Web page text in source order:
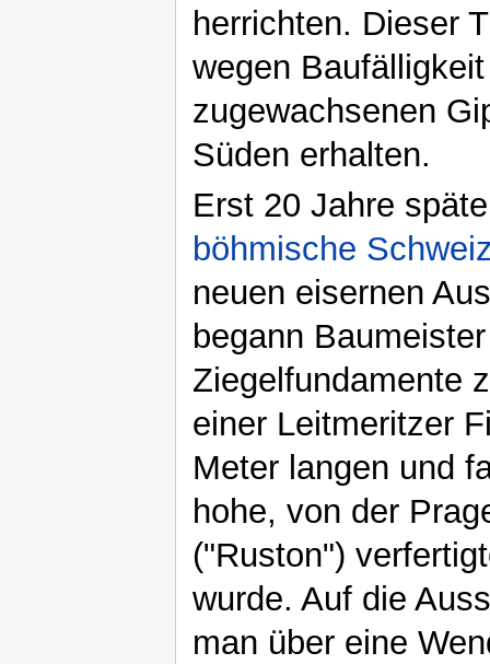
herrichten. Dieser
wegen
zugewachsenen
Süden erhalten.
Erst 20 Jahre
böhmische
neuen eisernen
begann
Ziegelfundamente
einer Leitmeritzer
Meter langen und
hohe, von der
("Ruston")
wurde. Auf die
man über eine